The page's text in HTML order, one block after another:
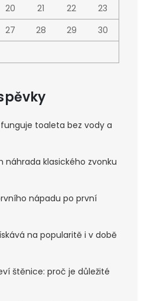
20 21 22
23
27 28 29
30
toaleta bez vody a
náhrada klasického zvonku
nápadu po první
na popularitě i v době
štěnice: proč je důležité